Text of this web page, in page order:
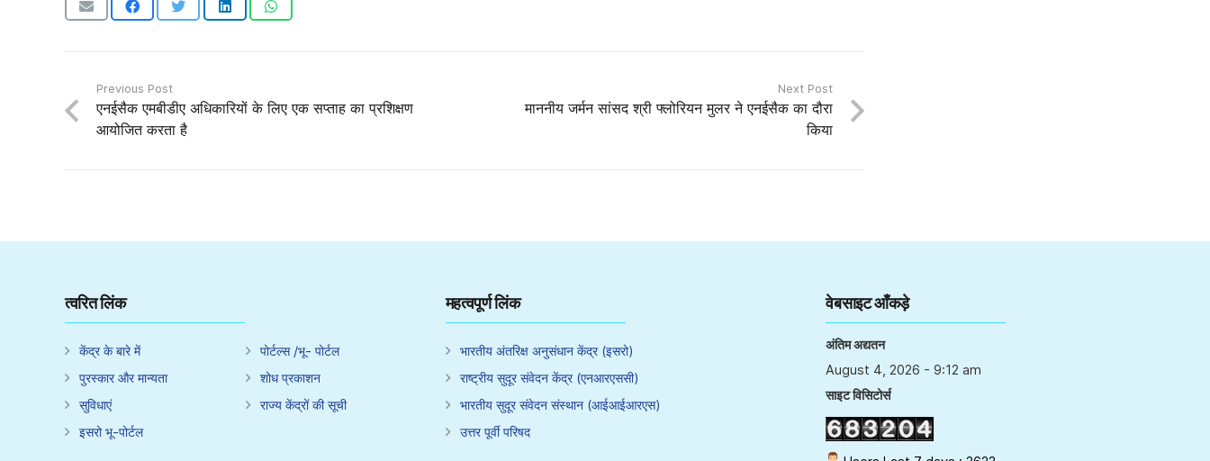
Previous Post
एनईसैक एमबीडीए अधिकारियों के लिए एक सप्ताह का प्रशिक्षण
आयोजित करता है
Next Post
माननीय जर्मन सांसद श्री फ्लोरियन मुलर ने एनईसैक का दौरा
किया
त्वरित लिंक
केंद्र के बारे में
पुरस्कार और मान्यता
सुविधाएं
इसरो भू-पोर्टल
पोर्टल्स /भू- पोर्टल
शोध प्रकाशन
राज्य केंद्रों की सूची
महत्वपूर्ण लिंक
भारतीय अंतरिक्ष अनुसंधान केंद्र (इसरो)
राष्ट्रीय सुदूर संवेदन केंद्र (एनआरएससी)
भारतीय सुदूर संवेदन संस्थान (आईआईआरएस)
उत्तर पूर्वी परिषद
वेबसाइट आँकड़े
अंतिम अद्यतन
August 4, 2026 - 9:12 am
साइट विसिटोर्स